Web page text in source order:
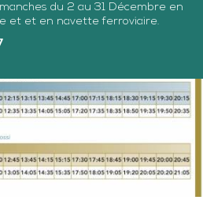
du 2 au 31 Décembre en
et et en navette ferroviaire.